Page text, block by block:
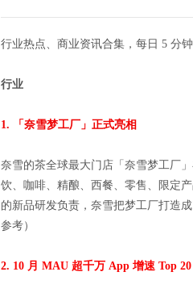
行业热点、商业资讯合集，每日 5 分
行业
1. 「奈雪梦工厂」正式亮相
奈雪的茶全球最大门店「奈雪梦工厂
饮、咖啡、精酿、西餐、零售、限定
的新品研发负责，奈雪把梦工厂打造
参考）
2. 10 月 MAU 超千万 App 增速 Top